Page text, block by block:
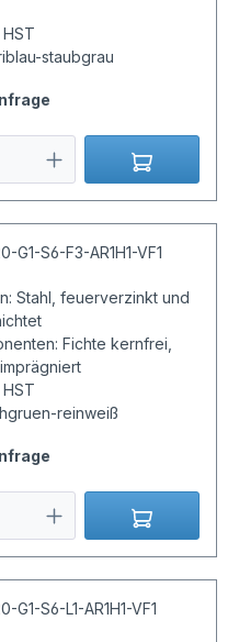
staubgrau
G1-S6-F3-AR1H1-VF1
Stahl, feuerverzinkt und
Fichte kernfrei,
reinweiß
G1-S6-L1-AR1H1-VF1